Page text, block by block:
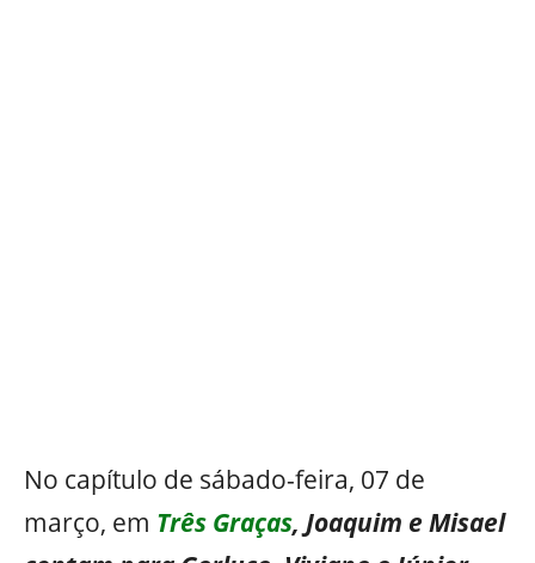
No capítulo de sábado-feira, 07 de
março, em Três Graças, Joaquim eMisael